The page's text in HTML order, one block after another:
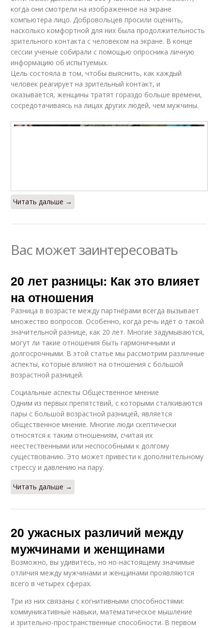
когда они смотрели на изображенное на экране
компьютера лицо. Добровольцев просили оценить,
насколько комфортной для них была продолжительность
зрительного контакта с человеком на экране. В конце
сессии ученые собирали с помощью опросника личную
информацию об испытуемых.
Цель состояла в том, чтобы выяснить, как каждый
человек реагирует на зрительный контакт, и
оказывается, женщины тратят гораздо больше времени,
сосредотачиваясь на лицах других людей, чем мужчины.
Читать дальше →
Вас может заинтересовать
20 лет разницы: Как это влияет
на отношения
Разница в возрасте между партнёрами всегда вызывает
множество вопросов. Особенно, когда речь идёт о такой
значительной разнице, как 20 лет. Многие задумываются,
могут ли такие отношения быть гармоничными и
долгосрочными. В этой статье мы рассмотрим различные
аспекты, которые влияют на отношения с большой
возрастной разницей.
Социальные аспекты Общественное мнение
Одним из первых препятствий, с которыми сталкиваются
пары с большой возрастной разницей, является
общественное мнение. Многие люди скептически
относятся к таким отношениям, считая их
неестественными или неспособными к долгому
существованию. Это может привести к дополнительному
стрессу и давлению на пару.
Читать дальше →
20 ужасных различий между
мужчинами и женщинами
Возможно, вы удивитесь, но но-настоящему значимые
отличия между мужчинами и женщинами проявляются
всего в четырех сферах.
Три из них связаны с когнитивными способностями:
коммуникативные навыки, математическое мышление
и зрительно-пространственные способности. В первом